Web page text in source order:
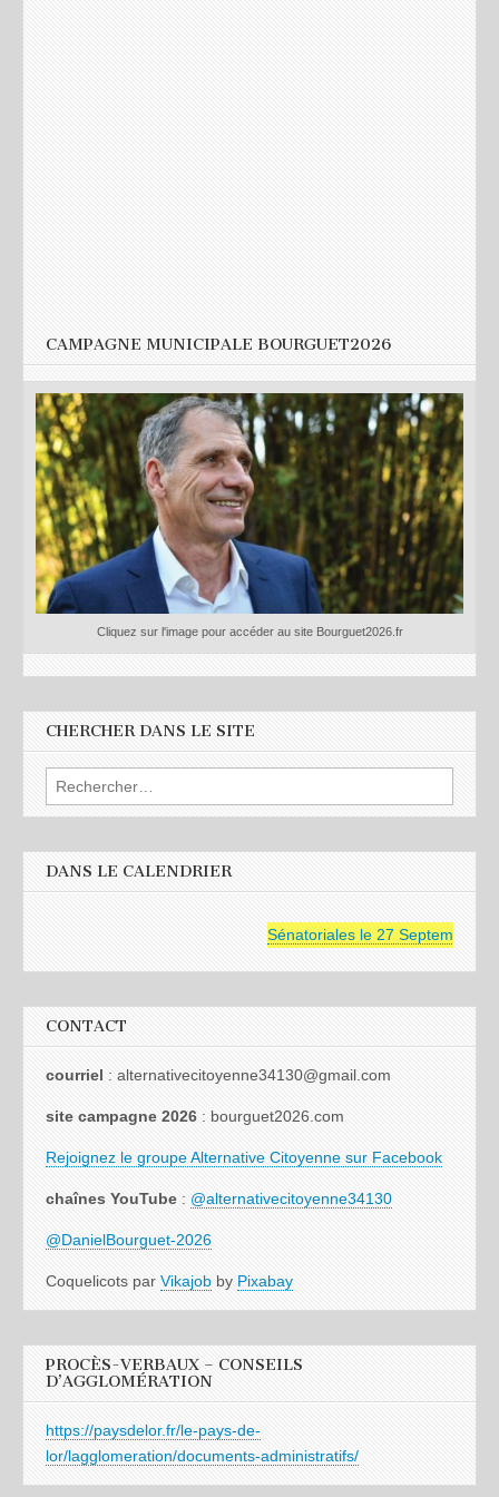
CAMPAGNE MUNICIPALE BOURGUET2026
Cliquez sur l'image pour accéder au site Bourguet2026.fr
CHERCHER DANS LE SITE
Rechercher :
DANS LE CALENDRIER
Sénatoriales le 27 Septembre
CONTACT
courriel : alternativecitoyenne34130@gmail.com
site campagne 2026 : bourguet2026.com
Rejoignez le groupe Alternative Citoyenne sur Facebook
chaînes YouTube : @alternativecitoyenne34130
@DanielBourguet-2026
Coquelicots par Vikajob by Pixabay
PROCÈS-VERBAUX – CONSEILS
D’AGGLOMÉRATION
https://paysdelor.fr/le-pays-de-
lor/lagglomeration/documents-administratifs/